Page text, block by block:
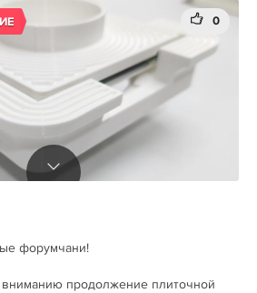
0
форумчани!
продолжение плиточной